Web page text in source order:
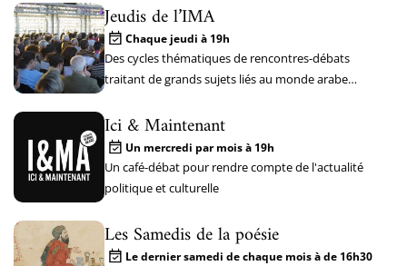
Jeudis de l’IMA
Chaque jeudi à 19h
Des cycles thématiques de rencontres-débats
traitant de grands sujets liés au monde arabe
Ici & Maintenant
Un mercredi par mois à 19h
Un café-débat pour rendre compte de l'actualité
politique et culturelle
Les Samedis de la poésie
Le dernier samedi de chaque mois à de 16h30